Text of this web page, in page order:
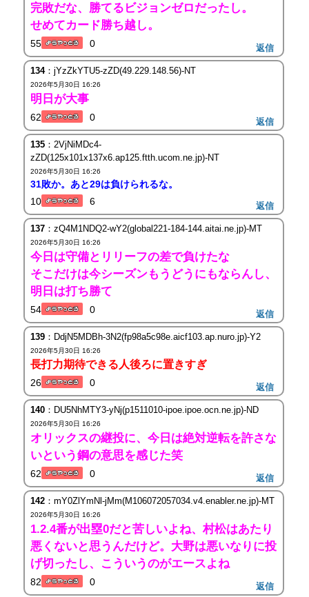
完敗だな、勝てるビジョンゼロだったし。
せめてカード勝ち越し。
55 0 返信
134：jYzZkYTU5-zZD(49.229.148.56)-NT
2026年5月30日 16:26
明日が大事
62 0 返信
135：2VjNiMDc4-
zZD(125x101x137x6.ap125.ftth.ucom.ne.jp)-NT
2026年5月30日 16:26
31敗か。あと29は負けられるな。
10
6 返信
137：zQ4M1NDQ2-wY2(global221-184-144.aitai.ne.jp)-MT
2026年5月30日 16:26
今日は守備とリリーフの差で負けたな
そこだけは今シーズンもうどうにもならんし、
明日は打ち勝て
54 0 返信
139：DdjN5MDBh-3N2(fp98a5c98e.aicf103.ap.nuro.jp)-Y2
2026年5月30日 16:26
長打力期待できる人後ろに置きすぎ
26 0 返信
140：DU5NhMTY3-yNj(p1511010-ipoe.ipoe.ocn.ne.jp)-ND
2026年5月30日 16:26
オリックスの継投に、今日は絶対逆転を許さな
いという鋼の意思を感じた笑
62 0 返信
142：mY0ZlYmNl-jMm(M106072057034.v4.enabler.ne.jp)-MT
2026年5月30日 16:26
1.2.4番が出塁0だと苦しいよね、村松はあたり
悪くないと思うんだけど。大野は悪いなりに投
げ切ったし、こういうのがエースよね
82 0 返信